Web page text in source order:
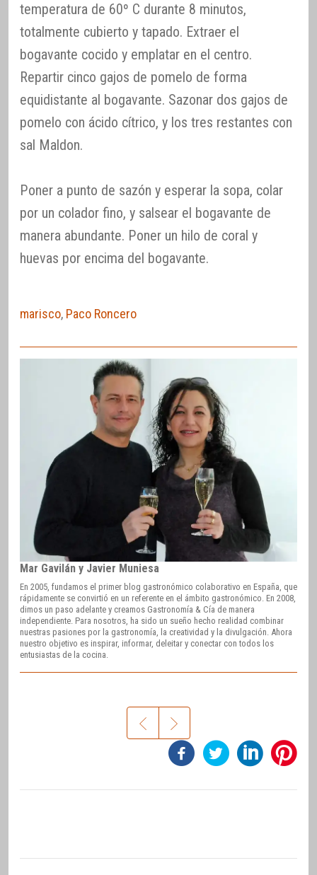
temperatura de 60º C durante 8 minutos,
totalmente cubierto y tapado. Extraer el
bogavante cocido y emplatar en el centro.
Repartir cinco gajos de pomelo de forma
equidistante al bogavante. Sazonar dos gajos de
pomelo con ácido cítrico, y los tres restantes con
sal Maldon.
Poner a punto de sazón y esperar la sopa, colar
por un colador fino, y salsear el bogavante de
manera abundante. Poner un hilo de coral y
huevas por encima del bogavante.
marisco, Paco Roncero
Mar Gavilán y Javier Muniesa
En 2005, fundamos el primer blog gastronómico colaborativo en España, que
rápidamente se convirtió en un referente en el ámbito gastronómico. En 2008,
dimos un paso adelante y creamos Gastronomía & Cía de manera
independiente. Para nosotros, ha sido un sueño hecho realidad combinar
nuestras pasiones por la gastronomía, la creatividad y la divulgación. Ahora
nuestro objetivo es inspirar, informar, deleitar y conectar con todos los
entusiastas de la cocina.